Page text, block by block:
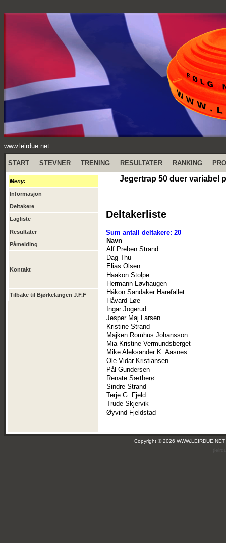
www.leirdue.net
START STEVNER TRENING RESULTATER RANKING
Meny:
Informasjon
Deltakere
Lagliste
Resultater
Påmelding
Kontakt
Tilbake til Bjørkelangen J.F.F
Jegertrap 50 duer variabel
Deltakerliste
Sum antall deltakere: 20
Navn
Alf Preben Strand
Dag Thu
Elias Olsen
Haakon Stolpe
Hermann Løvhaugen
Håkon Sandaker Harefallet
Håvard Løe
Ingar Jogerud
Jesper Maj Larsen
Kristine Strand
Majken Romhus Johansson
Mia Kristine Vermundsberget
Mike Aleksander K. Aasnes
Ole Vidar Kristiansen
Pål Gundersen
Renate Sætherø
Sindre Strand
Terje G. Fjeld
Trude Skjervik
Øyvind Fjeldstad
Copyright © 2026